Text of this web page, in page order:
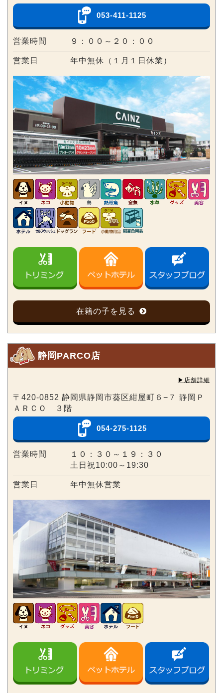
053-411-1125
営業時間 ９：００～２０：００
営業日 年中無休（１月１日休業）
在籍の子を見る
静岡PARCO店
▶︎店舗詳細
〒420-0852 静岡県静岡市葵区紺屋町６−７ 静岡Ｐ
ＡＲＣＯ ３階
054-275-1125
営業時間
１０：３０～１９：３０
土日祝10:00～19:30
営業日 年中無休営業